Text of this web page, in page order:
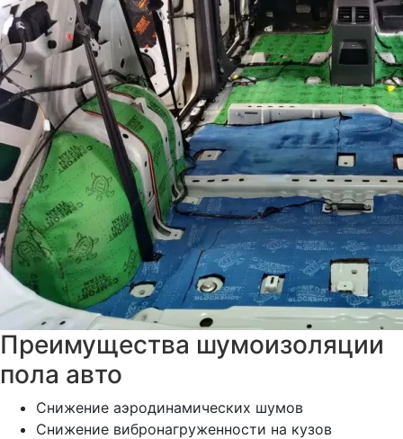
Преимущества шумоизоляции
пола авто
Снижение аэродинамических шумов
Снижение вибронагруженности на кузов